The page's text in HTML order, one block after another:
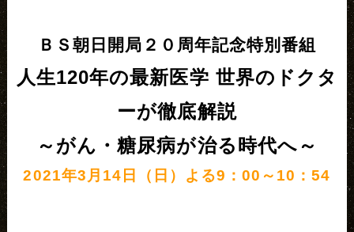
ＢＳ朝日開局２０周年記念特別番組
人生120年の最新医学 世界のドクタ
ーが徹底解説
～がん・糖尿病が治る時代へ～
2021年3月14日（日）よる9：00～10：54